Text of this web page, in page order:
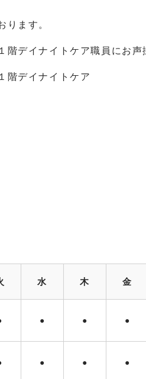
ります。
階デイナイトケア職員にお声
階デイナイトケア
水 木 金
● ● ●
● ● ●